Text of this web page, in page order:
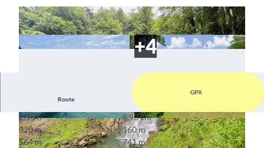
© Fredy Joss, Fredy Joss © Fredy Joss, Fredy Joss
Route
GPX
2:15 h
6,93 km
320 m
160 m
564 m
741 m